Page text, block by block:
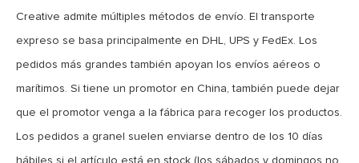
Creative admite múltiples métodos de envío. El transporte
expreso se basa principalmente en DHL, UPS y FedEx. Los
pedidos más grandes también apoyan los envíos aéreos o
marítimos. Si tiene un promotor en China, también puede dejar
que el promotor venga a la fábrica para recoger los productos.
Los pedidos a granel suelen enviarse dentro de los 10 días